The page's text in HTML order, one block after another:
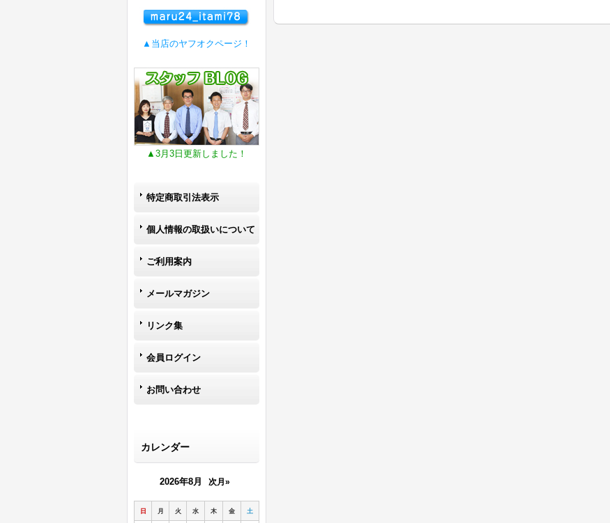
▲当店のヤフオクページ！
▲3月3日更新しました！
特定商取引法表示
個人情報の取扱いについて
ご利用案内
メールマガジン
リンク集
会員ログイン
お問い合わせ
カレンダー
2026年8月 次月»
日 月 火 水 木 金 土